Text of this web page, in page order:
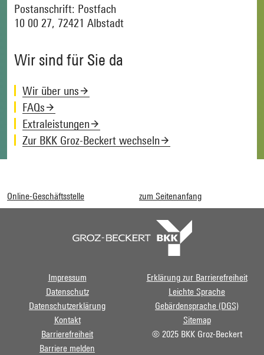
Postanschrift: Postfach
10 00 27, 72421 Albstadt
Wir sind für Sie da
Wir über uns
FAQs
Extraleistungen
Zur BKK Groz-Beckert wechseln
Online-Geschäftsstelle zum Seitenanfang
Impressum
Datenschutz
Datenschutzerklärung
Kontakt
Barrierefreiheit
Barriere melden
Erklärung zur Barrierefreiheit
Leichte Sprache
Gebärdensprache (DGS)
Sitemap
© 2025 BKK Groz-Beckert